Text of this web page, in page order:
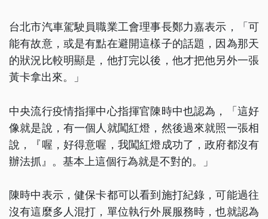
台北市汽車駕駛員職業工會理事長鄭力嘉表示，「可
能有故意，或是有點在避開這樣子的話題，因為那天
的狀況比較明顯是，他打完以後，他才把他另外一張
黃卡拿出來。」
中央流行疫情指揮中心指揮官陳時中也認為，「這好
像就是說，有一個人就闖紅燈，然後過來就照一張相
說，『喔，好得意喔，我闖紅燈成功了，政府都沒有
辦法抓』。基本上這個行為就是不對的。」
陳時中表示，健保卡都可以看到施打紀錄，可能過往
沒有這麼多人混打，單位執行外展服務時，也就認為